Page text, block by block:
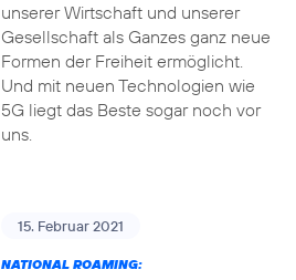
unserer Wirtschaft und unserer
Gesellschaft als Ganzes ganz neue
Formen der Freiheit ermöglicht.
Und mit neuen Technologien wie
5G liegt das Beste sogar noch vor
uns.
15. Februar 2021
NATIONAL ROAMING: